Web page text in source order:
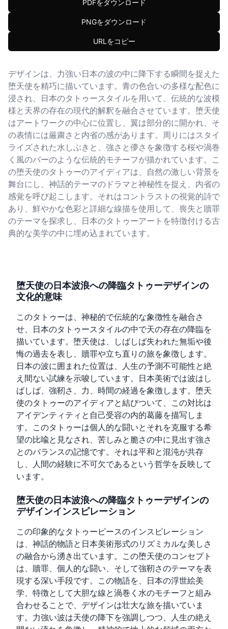
PDFをダウンロード
PNGをダウンロード
URLをコピー
デザインは、力強い日本の波の中に降下する瞬間を捉えた
堕天使を精巧に描いています。青の色合いの多様な配色に
浸され、日本のタトゥースタイルを用いて、伝統的な波模
様と天界の存在の現代的解釈を融合させています。堕天使
はアートワークの中心に位置し、翼は部分的に開かれ、そ
の表情には厳粛さと内省の感があります。周りにはスタイ
ライズされた水しぶきと、強さと儚さを象徴する桜や渦巻
く風のバーのような伝統的モチーフが描かれています。こ
の堕天使のタトゥーのアイディアは、自然の激しい背景を
舞台にし、神話的テーマのドラマと神秘性を捉え、内省の
感覚を呼び起こします。それはコントラストの視覚的詩で
あり、鮮やかな色彩と詳細な線描を使用して、喪失と贖罪
のテーマを探求し、日本のタトゥーアートを特徴付ける古
典的な美学の中に埋め込まれています。
堕天使の日本波浪への降臨タトゥーデザインの
文化的意味
このタトゥーは、神秘的で伝統的な象徴性を融合さ
せ、日本のタトゥースタイルの中で天の存在の降臨を
描いています。堕天使は、しばしば失われた無垢や後
悔の過去を表し、贖罪や立ち直りの旅を象徴します。
日本の波に囲まれた位置は、人生の予測不可能性と絶
え間ない試練を示唆しています。日本美術では波はし
ばしば、強靭さ、力、時間の経過を象徴します。堕天
使のタトゥーのアイディアと結びついて、この対比は
アイデンティティと自己受容の内的葛藤を描写しま
す。このタトゥーは個人的な闘いとそれを克服する希
望の比喩と見なされ、苦しみと脆さの中に見出す強さ
とのバランスの記憶です。それは平和と混沌が共存
し、人間の経験に不可欠であるという哲学を反映して
います。
堕天使の日本波浪への降臨タトゥーデザインの
デザインインスピレーション
この印象的なタトゥーピースのインスピレーション
は、神話的物語と日本美術形式のリズミカルな美しさ
の融合から湧き出ています。この堕天使のコンセプト
は、贖罪、個人的な闘い、そして強靭さのテーマを表
現する深い手段です。この物語を、日本の浮世絵美
学、特徴として大胆な線と渦巻く水のモチーフと組み
合わせることで、デザインは壮大な旅を描いていま
す。力強い波は天使の降下を強調しつつ、人生の絶え